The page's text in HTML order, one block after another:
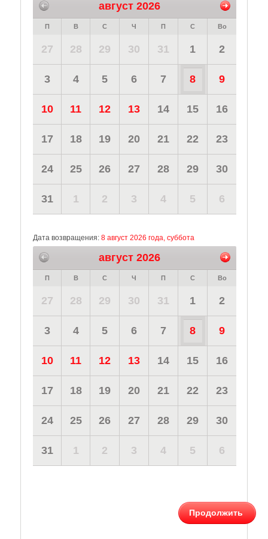
август 2026
П В С Ч П С Во
27 28 29 30 31 1 2
3 4 5 6 7 8 9
10 11 12 13 14 15 16
17 18 19 20 21 22 23
24 25 26 27 28 29 30
31 1 2 3 4 5 6
Дата возвращения: 8 август 2026 года, суббота
август 2026
П В С Ч П С Во
27 28 29 30 31 1 2
3 4 5 6 7 8 9
10 11 12 13 14 15 16
17 18 19 20 21 22 23
24 25 26 27 28 29 30
31 1 2 3 4 5 6
Продолжить